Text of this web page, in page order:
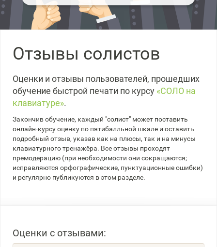
Отзывы солистов
Оценки и отзывы пользователей, прошедших
обучение быстрой печати по курсу «СОЛО на
клавиатуре».
Закончив обучение, каждый "солист" может поставить
онлайн-курсу оценку по пятибалльной шкале и оставить
подробный отзыв, указав как на плюсы, так и на минусы
клавиатурного тренажёра. Все отзывы проходят
премодерацию (при необходимости они сокращаются;
исправляются орфографические, пунктуационные ошибки)
и регулярно публикуются в этом разделе.
Оценки с отзывами: